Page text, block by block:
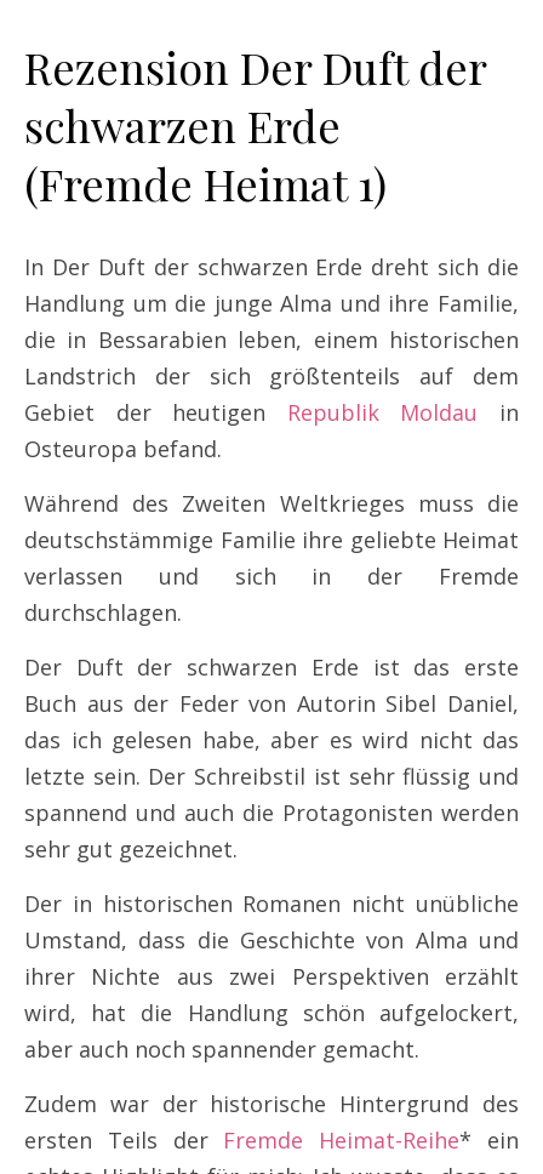
Rezension Der Duft der
schwarzen Erde
(Fremde Heimat 1)
In Der Duft der schwarzen Erde dreht sich die
Handlung um die junge Alma und ihre Familie,
die in Bessarabien leben, einem historischen
Landstrich der sich größtenteils auf dem
Gebiet der heutigen Republik Moldau
in
Osteuropa befand.
Während des Zweiten Weltkrieges muss die
deutschstämmige Familie ihre geliebte Heimat
verlassen und sich in der Fremde
durchschlagen.
Der Duft der schwarzen Erde ist das erste
Buch aus der Feder von Autorin Sibel Daniel,
das ich gelesen habe, aber es wird nicht das
letzte sein. Der Schreibstil ist sehr flüssig und
spannend und auch die Protagonisten werden
sehr gut gezeichnet.
Der in historischen Romanen nicht unübliche
Umstand, dass die Geschichte von Alma und
ihrer Nichte aus zwei Perspektiven erzählt
wird, hat die Handlung schön aufgelockert,
aber auch noch spannender gemacht.
Zudem war der historische Hintergrund des
ersten Teils der Fremde Heimat-Reihe* ein